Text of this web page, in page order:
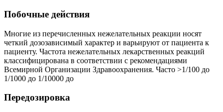
Побочные действия
Многие из перечисленных нежелательных реакции носят
четкий дозозависимый характер и варьируют от пациента к
пациенту. Частота нежелательных лекарственных реакций
классифицирована в соответствии с рекомендациями
Всемирной Организации Здравоохранения. Часто >1/100 до
1/1000 до 1/10000 до
Передозировка